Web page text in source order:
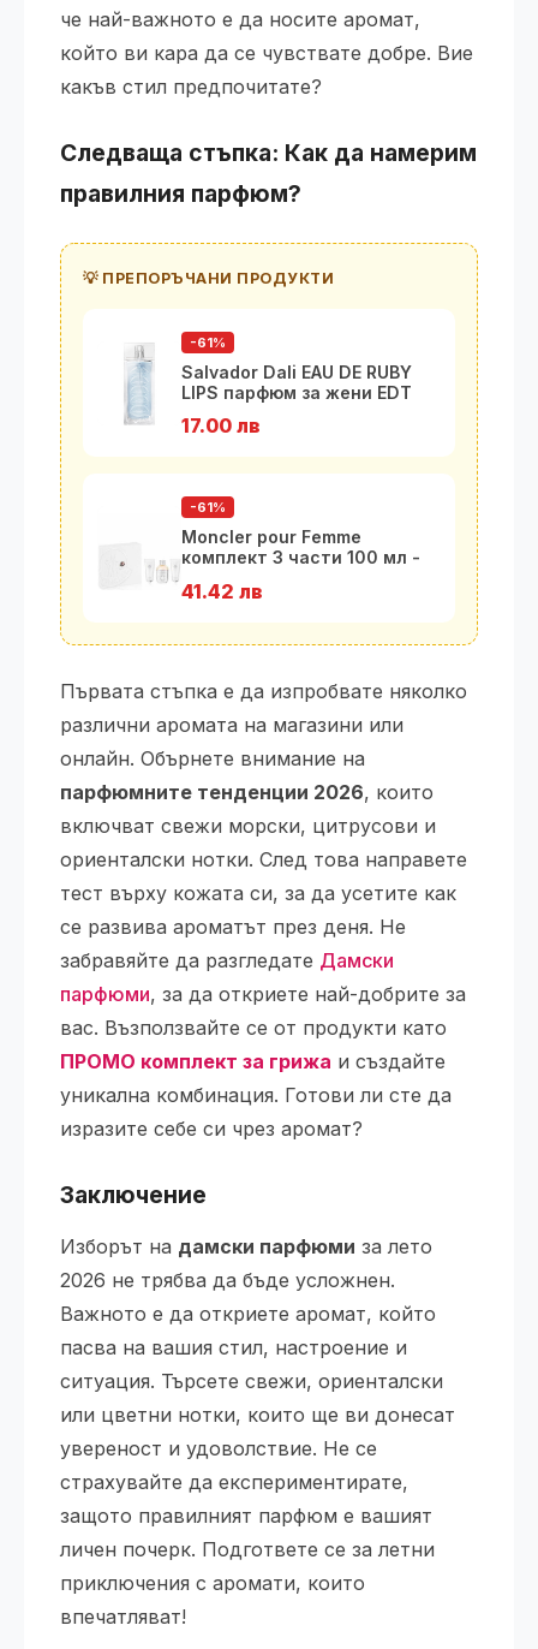
че най-важното е да носите аромат,
който ви кара да се чувствате добре. Вие
какъв стил предпочитате?
Следваща стъпка: Как да намерим
правилния парфюм?
💡 ПРЕПОРЪЧАНИ ПРОДУКТИ
-61%
Salvador Dali EAU DE RUBY
LIPS парфюм за жени EDT
17.00 лв
-61%
Moncler pour Femme
комплект 3 части 100 мл -
41.42 лв
Първата стъпка е да изпробвате няколко
различни аромата на магазини или
онлайн. Обърнете внимание на
парфюмните тенденции 2026, които
включват свежи морски, цитрусови и
ориенталски нотки. След това направете
тест върху кожата си, за да усетите как
се развива ароматът през деня. Не
забравяйте да разгледате Дамски
парфюми, за да откриете най-добрите за
вас. Възползвайте се от продукти като
ПРОМО комплект за грижа и създайте
уникална комбинация. Готови ли сте да
изразите себе си чрез аромат?
Заключение
Изборът на дамски парфюми за лето
2026 не трябва да бъде усложнен.
Важното е да откриете аромат, който
пасва на вашия стил, настроение и
ситуация. Търсете свежи, ориенталски
или цветни нотки, които ще ви донесат
увереност и удоволствие. Не се
страхувайте да експериментирате,
защото правилният парфюм е вашият
личен почерк. Подгответе се за летни
приключения с аромати, които
впечатляват!